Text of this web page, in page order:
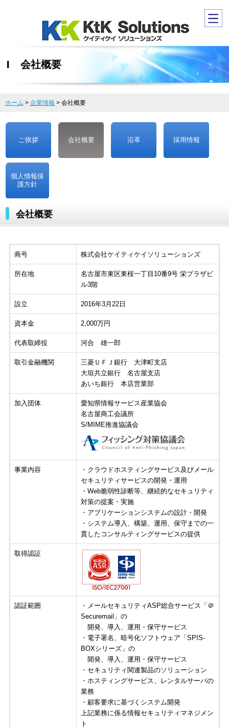
会社概要
ホーム > 企業情報 > 会社概要
ご挨拶 会社概要 沿革 採用情報
個人情報保
護方針
会社概要
商号 株式会社ケイティケイソリューションズ
所在地
名古屋市東区東桜一丁目10番9号 栄プラザビ
ル3階
設立 2016年3月22日
資本金 2,000万円
代表取締役 河合 雄一郎
取引金融機関
三菱ＵＦＪ銀行 大津町支店
大垣共立銀行 名古屋支店
あいち銀行 本店営業部
加入団体
愛知県情報サービス産業協会
名古屋商工会議所
S/MIME推進協議会
事業内容
・クラウドホスティングサービス及びメール
セキュリティサービスの開発・運用
・Web脆弱性診断等、継続的なセキュリティ
対策の提案・実施
・アプリケーションシステムの設計・開発
・システム導入、構築、運用、保守までの一
貫したコンサルティングサービスの提供
取得認証
認証範囲
・メールセキュリティASP総合サービス「＠
Securemail」の
開発、導入、運用・保守サービス
・電子署名、暗号化ソフトウェア「SPIS-
BOXシリーズ」の
開発、導入、運用・保守サービス
・セキュリティ関連製品のソリューション
・ホスティングサービス、レンタルサーバの
業務
・顧客要求に基づくシステム開発
上記業務に係る情報セキュリティマネジメン
ト